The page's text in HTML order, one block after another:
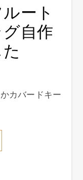
ート
自作